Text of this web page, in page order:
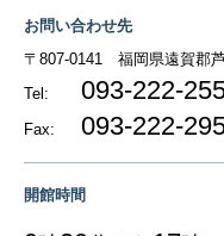
お問い合わせ先
〒807-0141
福岡県遠賀郡
Tel:
093-222-
Fax: 093-222-
開館時間